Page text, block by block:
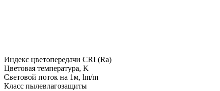
Индекс цветопередачи CRI (Ra)
Цветовая температура, K
Световой поток на 1м, lm/m
Класс пылевлагозащиты